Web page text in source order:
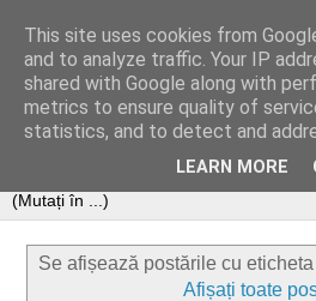
Se afișează postările cu eticheta
Afișați toate
This site uses cookies from
and to analyze traffic. Your IP
shared with Google along with
metrics to ensure quality of
statistics, and to detect and
LEARN MORE